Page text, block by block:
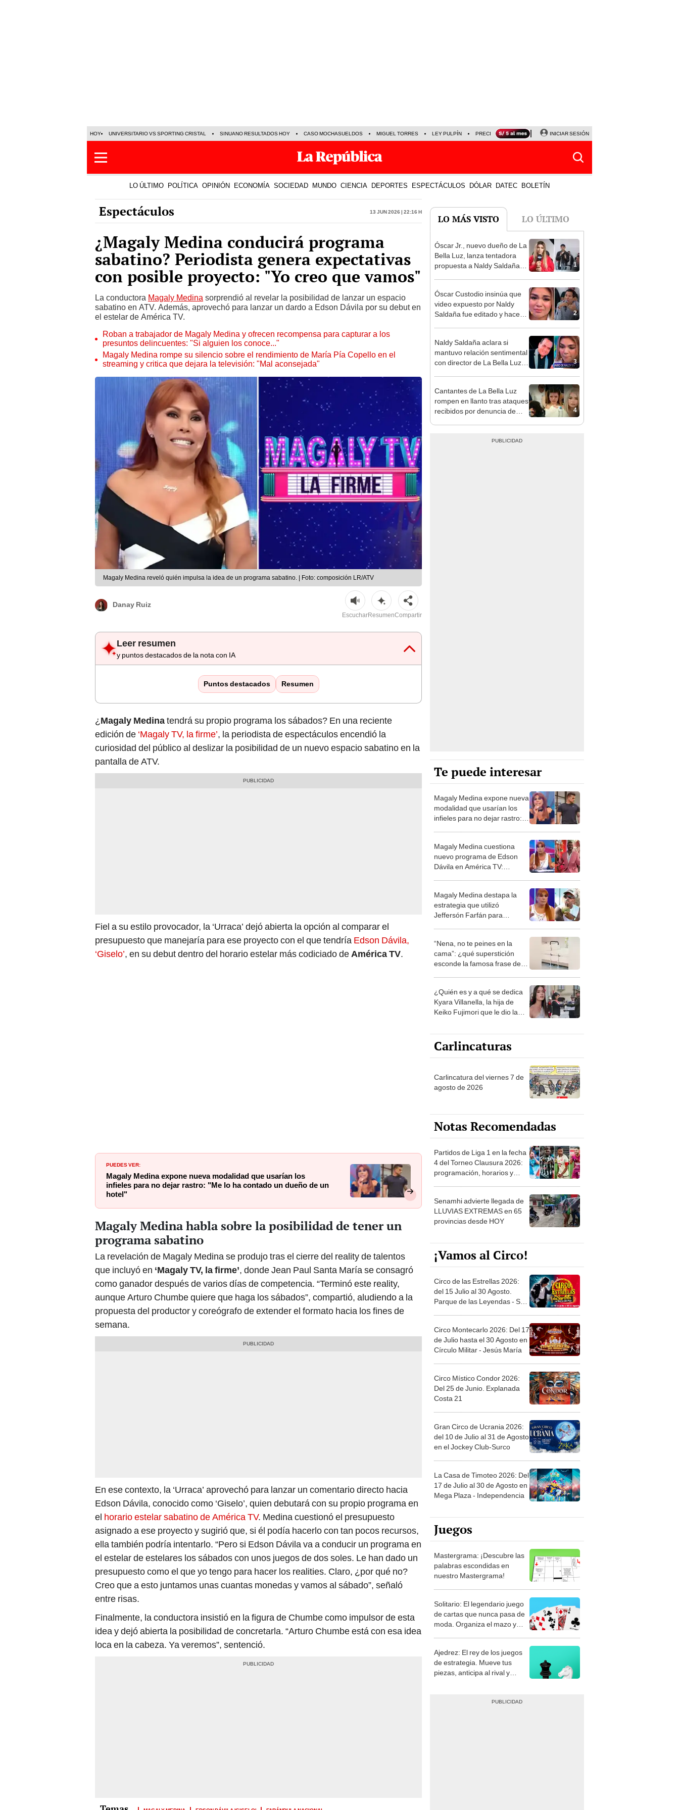
HOY UNIVERSITARIO VS SPORTING CRISTAL SINUANO RESULTADOS HOY CASO MOCHASUELDOS MIGUEL TORRES LEY PULPÍN PRECIO DEL DÓLAR CORTE DE LUZ VIERNES 7 DE AGOSTO
INICIAR SESIÓN
LO ÚLTIMO POLÍTICA OPINIÓN ECONOMÍA SOCIEDAD MUNDO CIENCIA DEPORTES ESPECTÁCULOS DÓLAR DATEC BOLETÍN
Espectáculos 13 Jun 2026 | 22:16 h
¿Magaly Medina conducirá programa
sabatino? Periodista genera expectativas
con posible proyecto: "Yo creo que vamos"
La conductora Magaly Medina sorprendió al revelar la posibilidad de lanzar un espacio
sabatino en ATV. Además, aprovechó para lanzar un dardo a Edson Dávila por su debut en
el estelar de América TV.
Roban a trabajador de Magaly Medina y ofrecen recompensa para capturar a los
presuntos delincuentes: "Si alguien los conoce..."
Magaly Medina rompe su silencio sobre el rendimiento de María Pía Copello en el
streaming y critica que dejara la televisión: "Mal aconsejada"
Magaly Medina reveló quién impulsa la idea de un programa sabatino. | Foto: composición LR/ATV
Danay Ruiz
EscucharResumenCompartir
Leer resumen
y puntos destacados de la nota con IA
Puntos destacados Resumen
¿Magaly Medinatendrá su propio programa los sábados? En una reciente
edición de ‘Magaly TV, la firme’, la periodista de espectáculos encendió la
curiosidad del público al deslizar la posibilidad de un nuevo espacio sabatino en la
pantalla de ATV.
Fiel a su estilo provocador, la ‘Urraca’ dejó abierta la opción al comparar el
presupuesto que manejaría para ese proyecto con el que tendría Edson Dávila,
‘Giselo’, en su debut dentro del horario estelar más codiciado deAmérica TV.
PUEDES VER:
Magaly Medina expone nueva modalidad que usarían los
infieles para no dejar rastro: "Me lo ha contado un dueño de un
hotel"
Magaly Medina habla sobre la posibilidad de tener un
programa sabatino
La revelación de Magaly Medina se produjo tras el cierre del reality de talentos
que incluyó en ‘Magaly TV, la firme’, donde Jean Paul Santa María se consagró
como ganador después de varios días de competencia. “Terminó este reality,
aunque Arturo Chumbe quiere que haga los sábados”, compartió, aludiendo a la
propuesta del productor y coreógrafo de extender el formato hacia los fines de
semana.
En ese contexto, la ‘Urraca’ aprovechó para lanzar un comentario directo hacia
Edson Dávila, conocido como ‘Giselo’, quien debutará con su propio programa en
el horario estelar sabatino de América TV. Medina cuestionó el presupuesto
asignado a ese proyecto y sugirió que, si él podía hacerlo con tan pocos recursos,
ella también podría intentarlo. “Pero si Edson Dávila va a conducir un programa en
el estelar de estelares los sábados con unos juegos de dos soles. Le han dado un
presupuesto como el que yo tengo para hacer los realities. Claro, ¿por qué no?
Creo que a esto juntamos unas cuantas monedas y vamos al sábado”, señaló
entre risas.
Finalmente, la conductora insistió en la figura de Chumbe como impulsor de esta
idea y dejó abierta la posibilidad de concretarla. “Arturo Chumbe está con esa idea
loca en la cabeza. Ya veremos”, sentenció.
LO MÁS VISTO LO ÚLTIMO
1
Óscar Jr., nuevo dueño de La
Bella Luz, lanza tentadora
propuesta a Naldy Saldaña
tipo de ley”
2
Óscar Custodio insinúa que
video expuesto por Naldy
Saldaña fue editado y hace
3
Naldy Saldaña aclara si
mantuvo relación sentimental
con director de La Bella Luz
bajo”
4
Cantantes de La Bella Luz
rompen en llanto tras ataques
recibidos por denuncia de
Te puede interesar
Magaly Medina expone nueva
modalidad que usarían los
infieles para no dejar rastro:
Magaly Medina cuestiona
nuevo programa de Edson
Dávila en América TV:
Magaly Medina destapa la
estrategia que utilizó
Jeffersón Farfán para
“Nena, no te peines en la
cama”: ¿qué superstición
esconde la famosa frase de
¿Quién es y a qué se dedica
Kyara Villanella, la hija de
Keiko Fujimori que le dio la
Carlincaturas
Carlincatura del viernes 7 de
agosto de 2026
Notas Recomendadas
Partidos de Liga 1 en la fecha
4 del Torneo Clausura 2026:
programación, horarios y
Senamhi advierte llegada de
LLUVIAS EXTREMAS en 65
provincias desde HOY
¡Vamos al Circo!
Circo de las Estrellas 2026:
del 15 Julio al 30 Agosto.
Parque de las Leyendas - San
Circo Montecarlo 2026: Del 17
de Julio hasta el 30 Agosto en
Círculo Militar - Jesús María
Circo Místico Condor 2026:
Del 25 de Junio. Explanada
Costa 21
Gran Circo de Ucrania 2026:
del 10 de Julio al 31 de Agosto
en el Jockey Club-Surco
La Casa de Timoteo 2026: Del
17 de Julio al 30 de Agosto en
Mega Plaza - Independencia
Juegos
Mastergrama: ¡Descubre las
palabras escondidas en
nuestro Mastergrama!
Solitario: El legendario juego
de cartas que nunca pasa de
moda. Organiza el mazo y
Ajedrez: El rey de los juegos
de estrategia. Mueve tus
piezas, anticipa al rival y